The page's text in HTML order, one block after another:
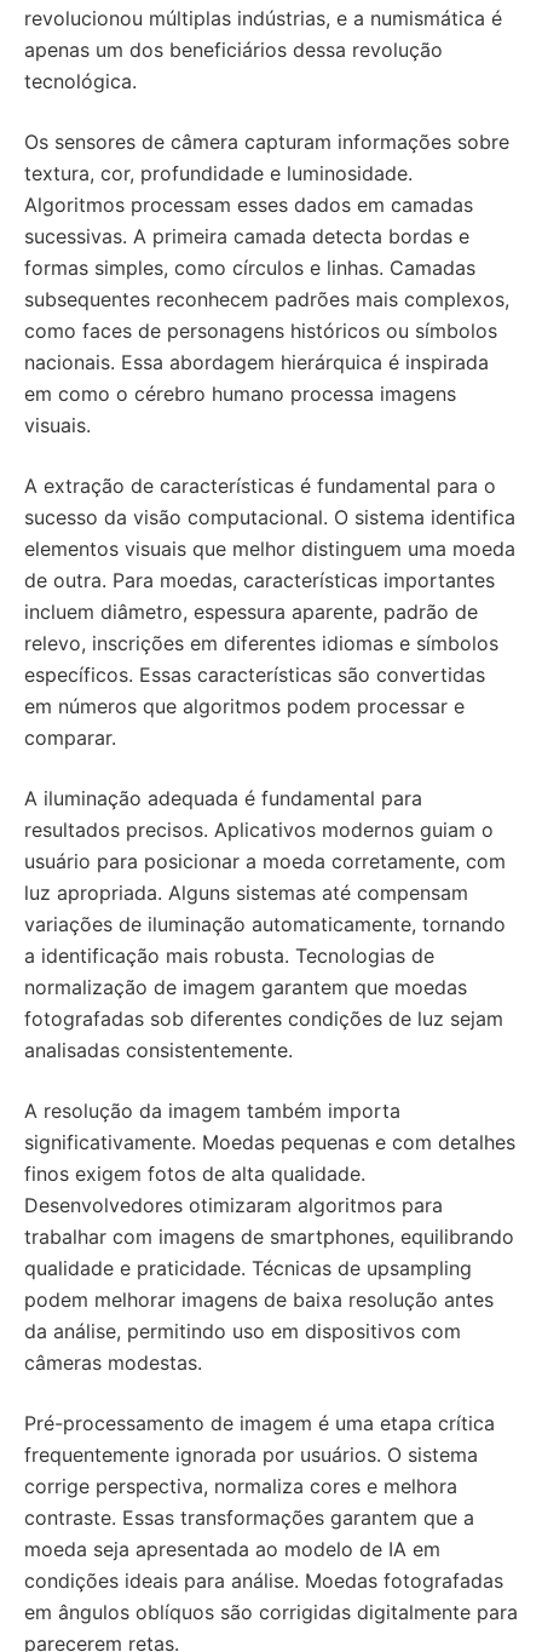
revolucionou múltiplas indústrias, e a numismática é
apenas um dos beneficiários dessa revolução
tecnológica.
Os sensores de câmera capturam informações sobre
textura, cor, profundidade e luminosidade.
Algoritmos processam esses dados em camadas
sucessivas. A primeira camada detecta bordas e
formas simples, como círculos e linhas. Camadas
subsequentes reconhecem padrões mais complexos,
como faces de personagens históricos ou símbolos
nacionais. Essa abordagem hierárquica é inspirada
em como o cérebro humano processa imagens
visuais.
A extração de características é fundamental para o
sucesso da visão computacional. O sistema identifica
elementos visuais que melhor distinguem uma moeda
de outra. Para moedas, características importantes
incluem diâmetro, espessura aparente, padrão de
relevo, inscrições em diferentes idiomas e símbolos
específicos. Essas características são convertidas
em números que algoritmos podem processar e
comparar.
A iluminação adequada é fundamental para
resultados precisos. Aplicativos modernos guiam o
usuário para posicionar a moeda corretamente, com
luz apropriada. Alguns sistemas até compensam
variações de iluminação automaticamente, tornando
a identificação mais robusta. Tecnologias de
normalização de imagem garantem que moedas
fotografadas sob diferentes condições de luz sejam
analisadas consistentemente.
A resolução da imagem também importa
significativamente. Moedas pequenas e com detalhes
finos exigem fotos de alta qualidade.
Desenvolvedores otimizaram algoritmos para
trabalhar com imagens de smartphones, equilibrando
qualidade e praticidade. Técnicas de upsampling
podem melhorar imagens de baixa resolução antes
da análise, permitindo uso em dispositivos com
câmeras modestas.
Pré-processamento de imagem é uma etapa crítica
frequentemente ignorada por usuários. O sistema
corrige perspectiva, normaliza cores e melhora
contraste. Essas transformações garantem que a
moeda seja apresentada ao modelo de IA em
condições ideais para análise. Moedas fotografadas
em ângulos oblíquos são corrigidas digitalmente para
parecerem retas.